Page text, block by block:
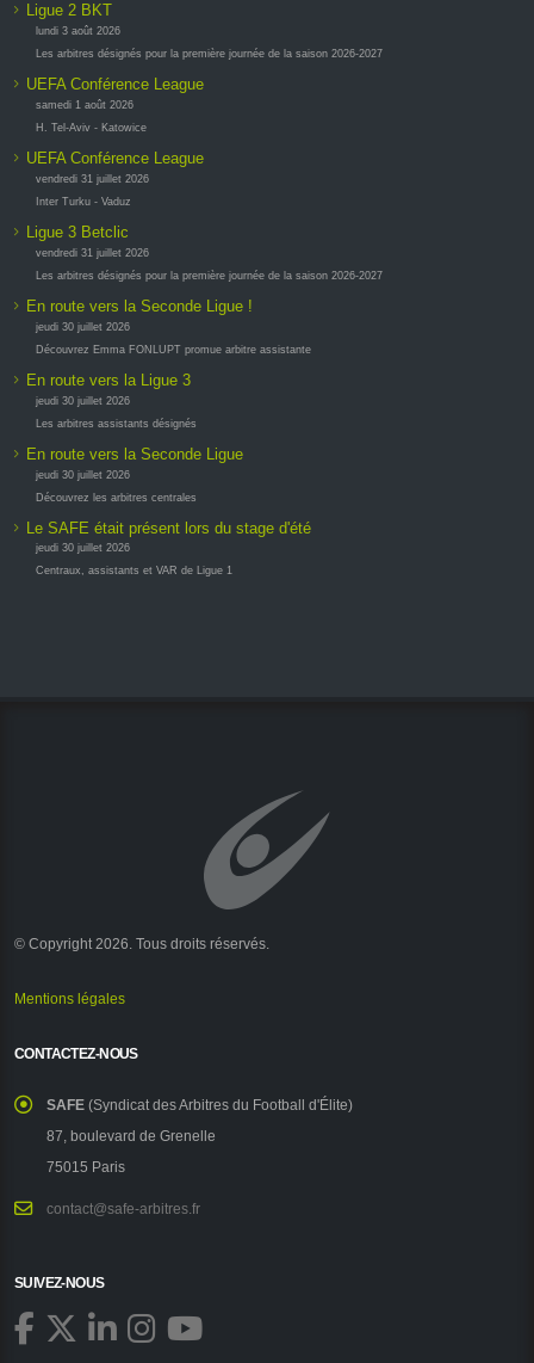
Ligue 2 BKT
lundi 3 août 2026
Les arbitres désignés pour la première journée de la saison 2026-2027
UEFA Conférence League
samedi 1 août 2026
H. Tel-Aviv - Katowice
UEFA Conférence League
vendredi 31 juillet 2026
Inter Turku - Vaduz
Ligue 3 Betclic
vendredi 31 juillet 2026
Les arbitres désignés pour la première journée de la saison 2026-2027
En route vers la Seconde Ligue !
jeudi 30 juillet 2026
Découvrez Emma FONLUPT promue arbitre assistante
En route vers la Ligue 3
jeudi 30 juillet 2026
Les arbitres assistants désignés
En route vers la Seconde Ligue
jeudi 30 juillet 2026
Découvrez les arbitres centrales
Le SAFE était présent lors du stage d'été
jeudi 30 juillet 2026
Centraux, assistants et VAR de Ligue 1
© Copyright 2026. Tous droits réservés.
Mentions légales
CONTACTEZ-NOUS
SAFE (Syndicat des Arbitres du Football d'Élite)
87, boulevard de Grenelle
75015 Paris
contact@safe-arbitres.fr
SUIVEZ-NOUS